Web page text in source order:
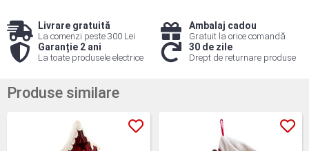
Livrare gratuită
La comenzi peste 300 Lei
Ambalaj cadou
Gratuit la orice comandă
Garanție 2 ani
La toate produsele electrice
30 de zile
Drept de returnare produse
Produse similare